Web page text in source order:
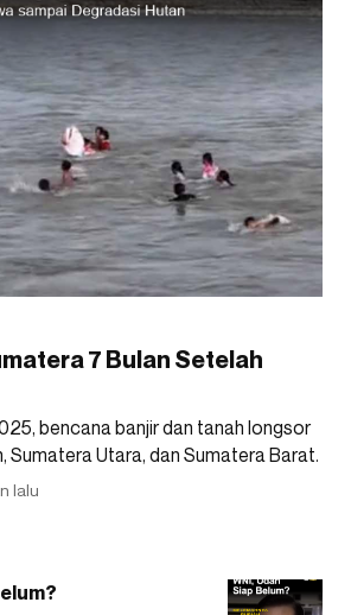
7 Bulan Setelah
bencana banjir dan tanah longsor
Sumatera Utara, dan Sumatera Barat.
lalu